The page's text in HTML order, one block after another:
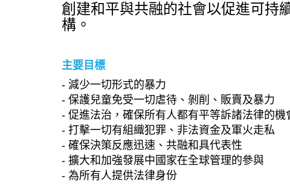
創建和平與共融的社會以促進可持
構。
主要目標
- 減少一切形式的暴力
- 保護兒童免受一切虐待、剝削、販賣及暴力
- 促進法治，確保所有人都有平等訴諸法律的機
- 打擊一切有組織犯罪、非法資金及軍火走私
- 確保決策反應迅速、共融和具代表性
- 擴大和加強發展中國家在全球管理的參與
- 為所有人提供法律身份